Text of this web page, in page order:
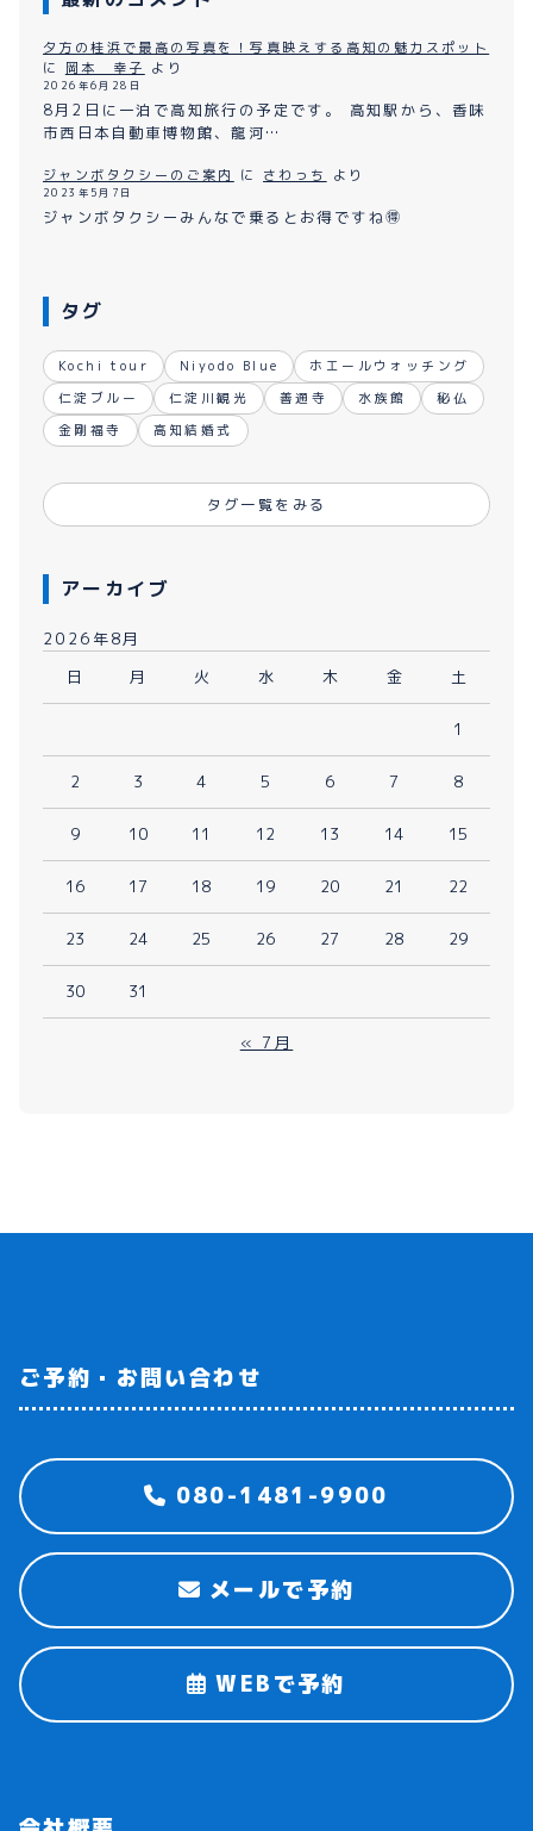
夕方の桂浜で最高の写真を！写真映えする高知の魅力スポット
に 岡本 幸子 より
2026年6月28日
8月2日に一泊で高知旅行の予定です。 高知駅から、香味
市西日本自動車博物館、龍河…
ジャンボタクシーのご案内 に さわっち より
2023年5月7日
ジャンボタクシーみんなで乗るとお得ですね🉐
タグ
Kochi tour Niyodo Blue
ホエールウォッチング
仁淀ブルー
仁淀川観光 善通寺 水族館
秘仏
金剛福寺
高知結婚式
タグ一覧をみる
アーカイブ
2026年8月
日
月 火 水 木 金 土
1
2 3 4 5 6 7 8
9 10 11 12 13 14 15
16 17 18 19 20 21 22
23 24 25 26 27 28 29
30 31
« 7月
ご予約・お問い合わせ
080-1481-9900
メールで予約
WEBで予約